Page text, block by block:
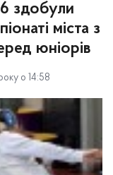
здобули
міста з
юніорів
о 14:58